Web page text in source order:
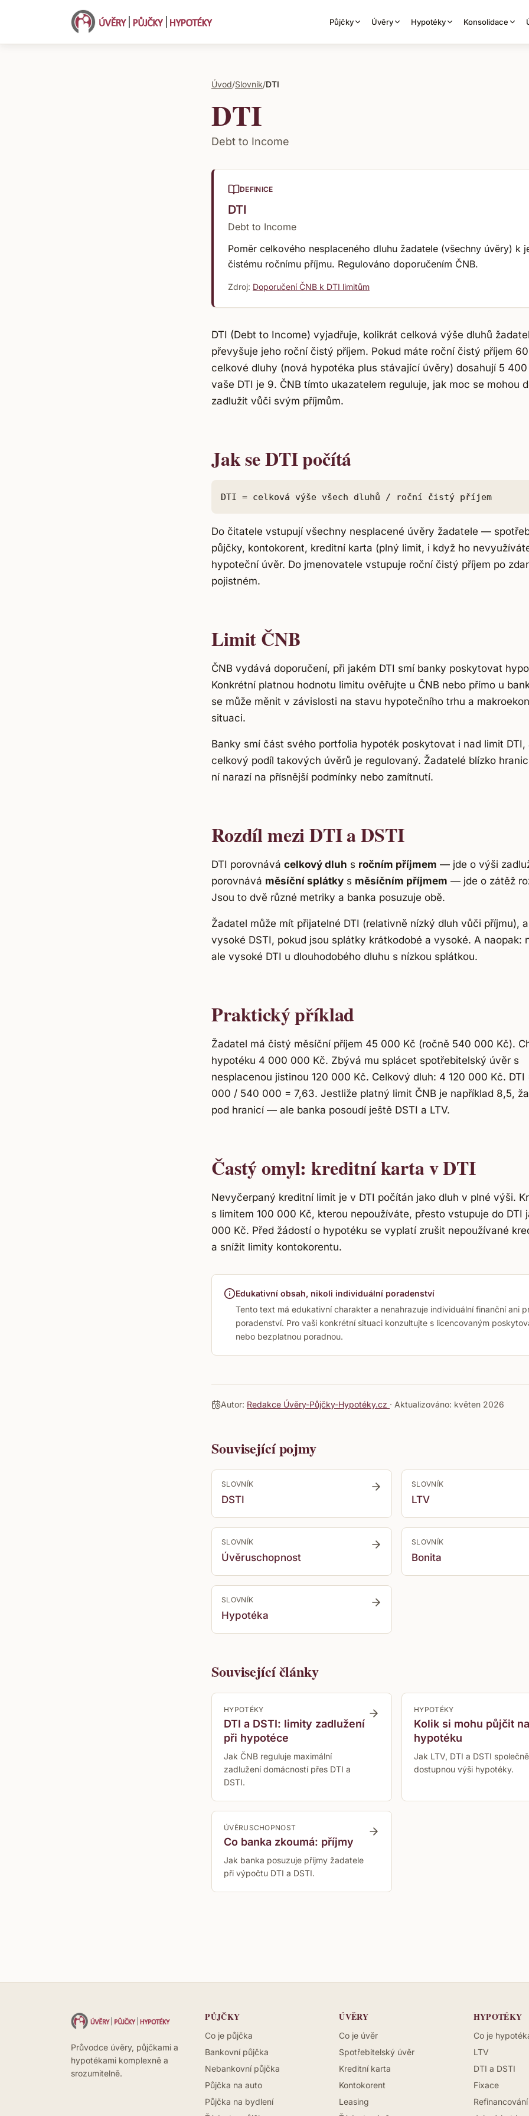
Půjčky Úvěry Hypotéky Konsolidace
Úvod/Slovník/DTI
DTI
Debt to Income
DEFINICE
DTI
Debt to Income
Poměr celkového nesplaceného dluhu žadatele (všechny úvěry) k
čistému ročnímu příjmu. Regulováno doporučením ČNB.
Zdroj: Doporučení ČNB k DTI limitům
DTI (Debt to Income) vyjadřuje, kolikrát celková výše dluhů
převyšuje jeho roční čistý příjem. Pokud máte roční čistý příjem
celkové dluhy (nová hypotéka plus stávající úvěry) dosahují 5
vaše DTI je 9. ČNB tímto ukazatelem reguluje, jak moc se mohou
zadlužit vůči svým příjmům.
Jak se DTI počítá
DTI = celková výše všech dluhů / roční čistý příjem
Do čitatele vstupují všechny nesplacené úvěry žadatele —
půjčky, kontokorent, kreditní karta (plný limit, i když ho
hypoteční úvěr. Do jmenovatele vstupuje roční čistý příjem po
pojistném.
Limit ČNB
ČNB vydává doporučení, při jakém DTI smí banky poskytovat
Konkrétní platnou hodnotu limitu ověřujte u ČNB nebo přímo u
se může měnit v závislosti na stavu hypotečního trhu a
situaci.
Banky smí část svého portfolia hypoték poskytovat i nad limit DTI,
celkový podíl takových úvěrů je regulovaný. Žadatelé blízko
ní narazí na přísnější podmínky nebo zamítnutí.
Rozdíl mezi DTI a DSTI
DTI porovnává celkový dluh s ročním příjmem — jde o výši
porovnává měsíční splátky s měsíčním příjmem — jde o zátěž
Jsou to dvě různé metriky a banka posuzuje obě.
Žadatel může mít přijatelné DTI (relativně nízký dluh vůči příjmu),
vysoké DSTI, pokud jsou splátky krátkodobé a vysoké. A naopak:
ale vysoké DTI u dlouhodobého dluhu s nízkou splátkou.
Praktický příklad
Žadatel má čistý měsíční příjem 45 000 Kč (ročně 540 000 Kč).
hypotéku 4 000 000 Kč. Zbývá mu splácet spotřebitelský úvěr s
nesplacenou jistinou 120 000 Kč. Celkový dluh: 4 120 000 Kč. DTI
000 / 540 000 = 7,63. Jestliže platný limit ČNB je například 8,5,
pod hranicí — ale banka posoudí ještě DSTI a LTV.
Častý omyl: kreditní karta v DTI
Nevyčerpaný kreditní limit je v DTI počítán jako dluh v plné výši.
s limitem 100 000 Kč, kterou nepoužíváte, přesto vstupuje do DTI
000 Kč. Před žádostí o hypotéku se vyplatí zrušit nepoužívané
a snížit limity kontokorentu.
Edukativní obsah, nikoli individuální poradenství
Tento text má edukativní charakter a nenahrazuje individuální finanční ani
poradenství. Pro vaši konkrétní situaci konzultujte s licencovaným
nebo bezplatnou poradnou.
Autor: Redakce Úvěry-Půjčky-Hypotéky.cz · Aktualizováno: květen 2026
Související pojmy
SLOVNÍK
DSTI
SLOVNÍK
LTV
SLOVNÍK
Úvěruschopnost
SLOVNÍK
Bonita
SLOVNÍK
Hypotéka
Související články
HYPOTÉKY
DTI a DSTI: limity zadlužení
při hypotéce
Jak ČNB reguluje maximální
zadlužení domácností přes DTI a
DSTI.
HYPOTÉKY
Kolik si mohu půjčit na
hypotéku
Jak LTV, DTI a DSTI
dostupnou výši hypotéky.
ÚVĚRUSCHOPNOST
Co banka zkoumá: příjmy
Jak banka posuzuje příjmy žadatele
při výpočtu DTI a DSTI.
Průvodce úvěry, půjčkami a
hypotékami komplexně a
srozumitelně.
PŮJČKY
Co je půjčka
Bankovní půjčka
Nebankovní půjčka
Půjčka na auto
Půjčka na bydlení
ÚVĚRY
Co je úvěr
Spotřebitelský úvěr
Kreditní karta
Kontokorent
Leasing
HYPOTÉKY
Co je
LTV
DTI a DSTI
Fixace
Refinancování